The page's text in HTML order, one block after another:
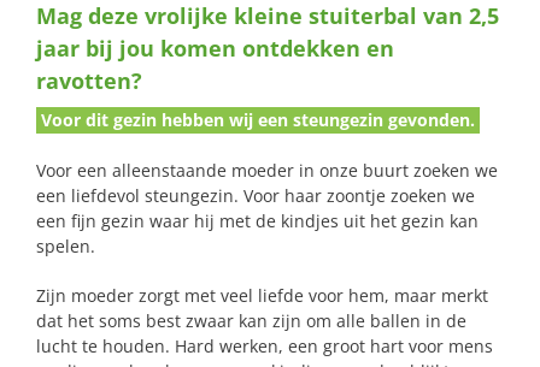
naar:
Mag deze vrolijke kleine stuiterbal van 2,5
jaar bij jou komen ontdekken en
ravotten?
Voor dit gezin hebben wij een steungezin gevonden.
Voor een alleenstaande moeder in onze buurt zoeken we
een liefdevol steungezin. Voor haar zoontje zoeken we
een fijn gezin waar hij met de kindjes uit het gezin kan
spelen.
Zijn moeder zorgt met veel liefde voor hem, maar merkt
dat het soms best zwaar kan zijn om alle ballen in de
lucht te houden. Hard werken, een groot hart voor mens